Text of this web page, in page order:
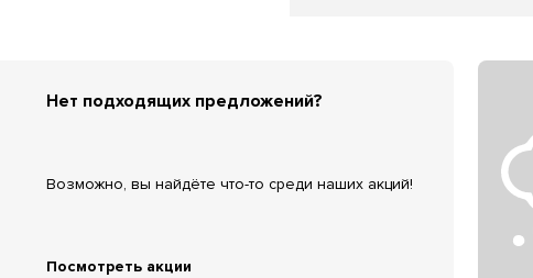
Нет подходящих предложений?
Возможно, вы найдёте что-то среди наших акций!
Посмотреть акции